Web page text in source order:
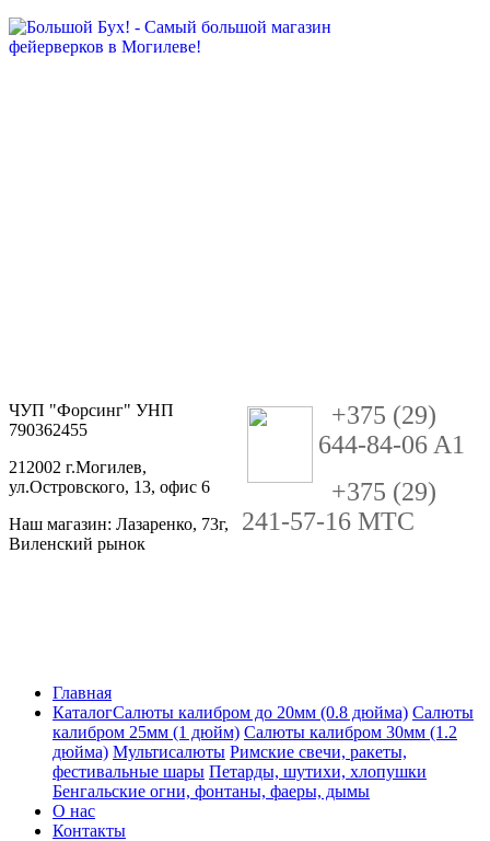
ЧУП "Форсинг" УНП
790362455
212002 г.Могилев,
ул.Островского, 13, офис 6
Наш магазин: Лазаренко, 73г,
Виленский рынок
+375 (29)
644-84-06 A1
+375 (29)
241-57-16 MTC
Главная
КаталогСалюты калибром до 20мм (0.8 дюйма) Салюты
калибром 25мм (1 дюйм) Салюты калибром 30мм (1.2
дюйма) Мультисалюты Римские свечи, ракеты,
фестивальные шары Петарды, шутихи, хлопушки
Бенгальские огни, фонтаны, фаеры, дымы
О нас
Контакты